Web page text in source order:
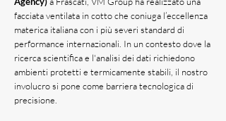
facciata ventilata in cotto che coniuga l’eccellenza
materica italiana con i più severi standard di
performance internazionali. In un contesto dove la
ricerca scientifica e l'analisi dei dati richiedono
ambienti protetti e termicamente stabili, il nostro
involucro si pone come barriera tecnologica di
precisione.